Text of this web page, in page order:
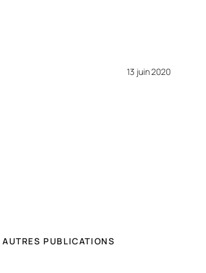
13 juin 2020
AUTRES PUBLICATIONS